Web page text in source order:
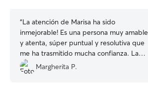
“La atención de Marisa ha sido
inmejorable! Es una persona muy amable
y atenta, súper puntual y resolutiva que
me ha trasmitido mucha confianza. La
recomiendo sin lugar a dudas!
Margherita P.